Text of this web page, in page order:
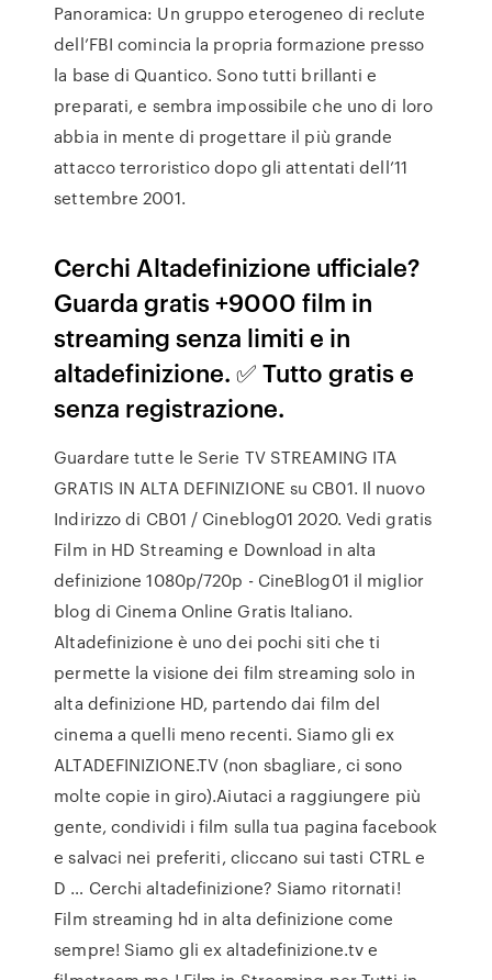
Panoramica: Un gruppo eterogeneo di reclute
dell’FBI comincia la propria formazione presso
la base di Quantico. Sono tutti brillanti e
preparati, e sembra impossibile che uno di loro
abbia in mente di progettare il più grande
attacco terroristico dopo gli attentati dell’11
settembre 2001.
Cerchi Altadefinizione ufficiale?
Guarda gratis +9000 film in
streaming senza limiti e in
altadefinizione. ✅ Tutto gratis e
senza registrazione.
Guardare tutte le Serie TV STREAMING ITA
GRATIS IN ALTA DEFINIZIONE su CB01. Il nuovo
Indirizzo di CB01 / Cineblog01 2020. Vedi gratis
Film in HD Streaming e Download in alta
definizione 1080p/720p - CineBlog01 il miglior
blog di Cinema Online Gratis Italiano.
Altadefinizione è uno dei pochi siti che ti
permette la visione dei film streaming solo in
alta definizione HD, partendo dai film del
cinema a quelli meno recenti. Siamo gli ex
ALTADEFINIZIONE.TV (non sbagliare, ci sono
molte copie in giro).Aiutaci a raggiungere più
gente, condividi i film sulla tua pagina facebook
e salvaci nei preferiti, cliccano sui tasti CTRL e
D … Cerchi altadefinizione? Siamo ritornati!
Film streaming hd in alta definizione come
sempre! Siamo gli ex altadefinizione.tv e